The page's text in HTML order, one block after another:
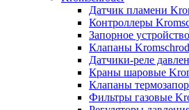
Датчик пламени
Контроллеры
Запорное
Клапаны
Датчики-реле
Краны шаровые
Клапаны
Фильтры газовые